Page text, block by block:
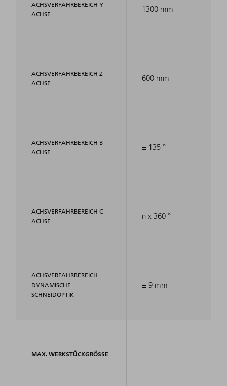
ACHSVERFAHRBEREICH Y-
ACHSE
ACHSVERFAHRBEREICH Z-
ACHSE
ACHSVERFAHRBEREICH B-
ACHSE
ACHSVERFAHRBEREICH C-
ACHSE
ACHSVERFAHRBEREICH
DYNAMISCHE
SCHNEIDOPTIK
MAX. WERKSTÜCKGRÖSSE
1300 mm
600 mm
± 135 °
n x 360 °
± 9 mm